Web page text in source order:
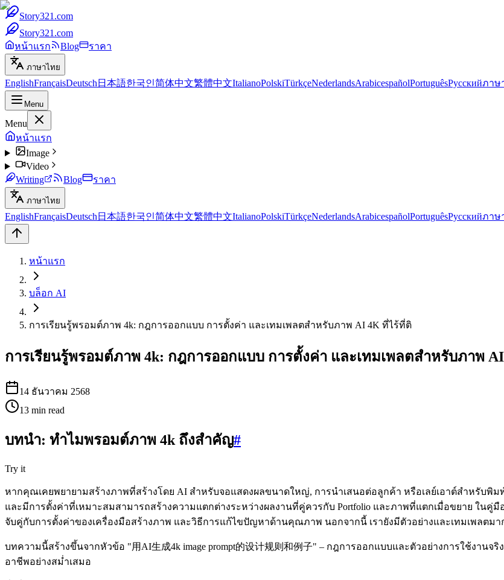
Story321.com
Story321.com
หน้าแรก
Blog ราคา
ภาษาไทย
EnglishFrançaisDeutsch 日本語한국인简体中文繁體中文ItalianoPolskiTürkçeNederlandsArabicespañolPortuguêsРусскийภาษ
Menu
Menu
หน้าแรก
Image
Video
Writing
Blog ราคา
ภาษาไทย
EnglishFrançaisDeutsch 日本語한국인简体中文繁體中文ItalianoPolskiTürkçeNederlandsArabicespañolPortuguêsРусскийภาษ
หน้าแรก
บล็อก AI
การเรียนรู้พรอมต์ภาพ 4k: กฎการออกแบบ การตั้งค่า และเทมเพลตสำหรับภาพ AI 4K ที่ไร้ที่ติ
การเรียนรู้พรอมต์ภาพ 4k: กฎการออกแบบ การตั้งค่า และเทมเพลตสำหรับภาพ
14 ธันวาคม 2568
13 min read
บทนำ: ทำไมพรอมต์ภาพ 4k ถึงสำคัญ#
Try it
หากคุณเคยพยายามสร้างภาพที่สร้างโดย AI สำหรับจอแสดงผลขนาดใหญ่, การนำเสนอต่อลูกค้า หรือเลย์เอาต์สำหรับ
และมีการตั้งค่าที่เหมาะสมสามารถสร้างความแตกต่างระหว่างผลงานที่คู่ควรกับ Portfolio และภาพที่แตกเมื่อขยาย ใน
จับคู่กับการตั้งค่าของเครื่องมือสร้างภาพ และวิธีการแก้ไขปัญหาด้านคุณภาพ นอกจากนี้ เรายังมีตัวอย่างและเทมเพลต
บทความนี้สร้างขึ้นจากหัวข้อ "用AI生成4k image prompt的设计规则和例子" – กฎการออกแบบและตัวอย่างการใช้งาน
อาชีพอย่างสม่ำเสมอ